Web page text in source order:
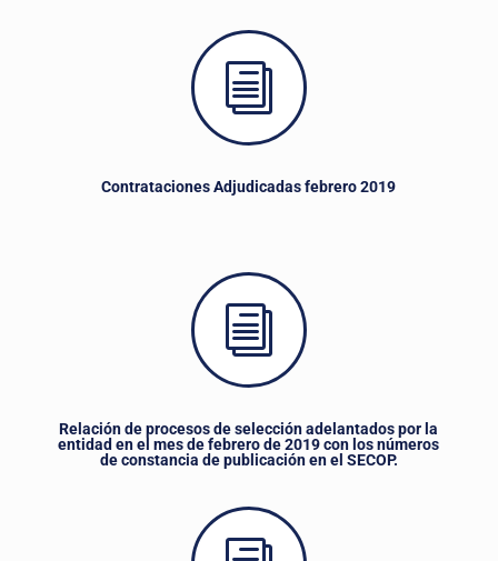
i
Contrataciones Adjudicadas febrero 2019
i
Relación de procesos de selección adelantados por la
entidad en el mes de febrero de 2019 con los números
de constancia de publicación en el SECOP.